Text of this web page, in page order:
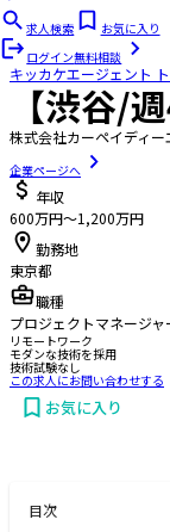
求人検索
お気に入り
ログイン無料相談
キッカケエージェント
【渋谷/
株式会社カーペイディー
企業ページへ
年収
600万円〜1,200万円
勤務地
東京都
職種
プロジェクトマネージャ
リモートワーク
モダンな技術を採用
技術試験なし
この求人にお問い合わせする
お気に入り
目次